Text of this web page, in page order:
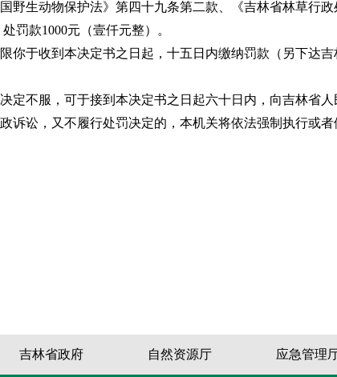
国野生动物保护法》第四十九条第二款、《吉林省林草行
罚款1000元（壹仟元整）。
你于收到本决定书之日起，十五日内缴纳罚款（另下达
定不服，可于接到本决定书之日起六十日内，向吉林省
诉讼，又不履行处罚决定的，本机关将依法强制执行或者
吉林省政府 自然资源厅 应急管理